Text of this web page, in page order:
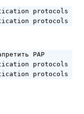
protocols
protocols
PAP
protocols
protocols